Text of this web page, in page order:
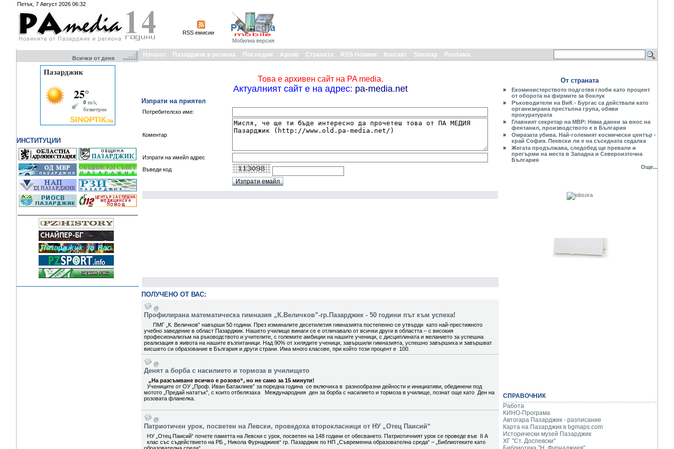
Петък, 7 Август 2026 06:32
RSS емисии
Мобилна версия
Всички от деня
ИНСТИТУЦИИ
Начало Пазарджик и региона Последни Архив Страната RSS Новини Контакт Sitemap Реклама
Това е архивен сайт на PA media.
Актуалният сайт е на адрес: pa-media.net
Изпрати на приятел
Потребителско име:
Коментар
Изпрати на имейл адрес
Въведи код
ПОЛУЧЕНО ОТ ВАС:
@
Профилирана математическа гимназия „К.Величков”-гр.Пазарджик - 50 години път към успеха!
ПМГ „К. Величков” навърши 50 години. През изминалите десетилетия гимназията постепенно се утвърди като най-престижното
учебно заведение в област Пазарджик. Нашето училище винаги се е отличавало от всички други в областта – с високия
професионализъм на ръководството и учителите, с големите амбиции на нашите ученици, с дисциплината и желанието за успешна
реализация в живота на нашите възпитаници. Над 90% от хилядите ученици, завършили гимназията, успешно завършиха и завършват
висшето си образование в България и други страни. Има много класове, при който този процент е 100.
@
Денят а борба с насилието и тормоза в училището
„На разсъмване всичко е розово“, но не само за 15 минути!
Учениците от ОУ „Проф. Иван Батаклиев” за поредна година се включиха в разнообразни дейности и инициативи, обединени под
мотото „Предай нататък”, с които отбелязаха Международния ден за борба с насилието и тормоза в училище, познат още като Ден на
розовата фланелка.
@
Патриотичен урок, посветен на Левски, проведоха второкласници от НУ „Отец Паисий“
НУ „Отец Паисий“ почете паметта на Левски с урок, посветен на 148 години от обесването. Патриотичният урок се проведе във II А
клас със съдействието на РБ „ Никола Фурнаджиев“ гр. Пазарджик по НП „Съвременна образователна среда“ – „Библиотеките като
От страната
»
Екоминистерството подготвя глоби като процент
от оборота на фирмите за боклук
»
Ръководители на ВиК - Бургас са действали като
организирана престъпна група, обяви
прокуратурата
»
Главният секретар на МВР: Няма данни за внос на
фентанил, производството е в България
»
Омразата убива. Най-големият космически център -
край София. Пеевски ли е на съседната седалка
»
Жегата продължава, следобед ще превали и
прегърми на места в Западна и Североизточна
България
Още...
СПРАВОЧНИК
Работа
КИНО-Програма
Автогара Пазарджик - разписание
Карта на Пазарджик в bgmaps.com
Исторически музей Пазарджик
ХГ "Ст. Доспевски"